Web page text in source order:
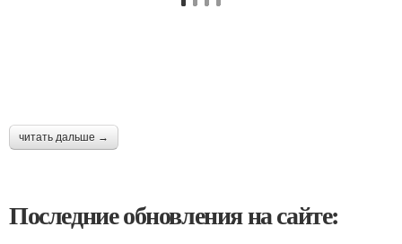
читать дальше →
Последние обновления на сайте: